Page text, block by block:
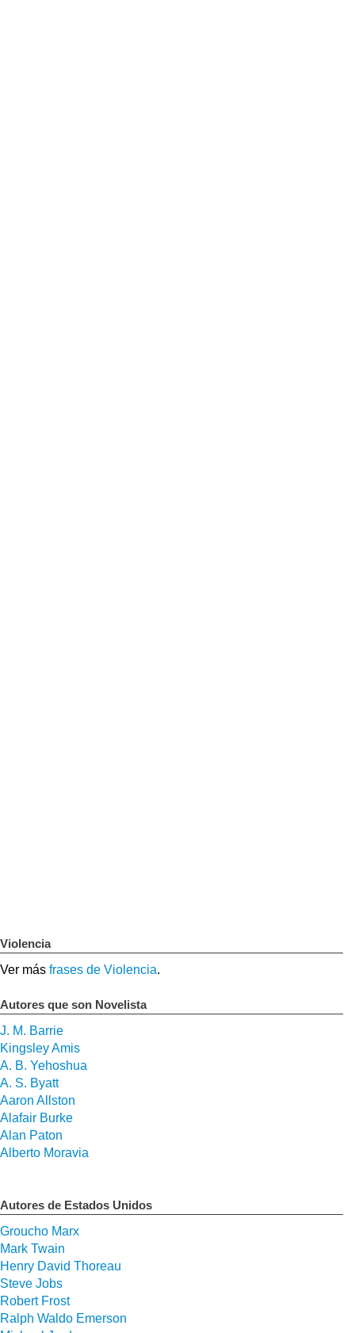
Violencia
Ver más frases de Violencia.
Autores que son Novelista
J. M. Barrie
Kingsley Amis
A. B. Yehoshua
A. S. Byatt
Aaron Allston
Alafair Burke
Alan Paton
Alberto Moravia
Autores de Estados Unidos
Groucho Marx
Mark Twain
Henry David Thoreau
Steve Jobs
Robert Frost
Ralph Waldo Emerson